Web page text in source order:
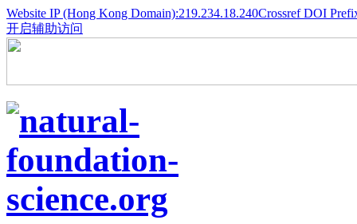
Website IP (Hong Kong Domain):219.234.18.240Crossref DOI
开启辅助访问